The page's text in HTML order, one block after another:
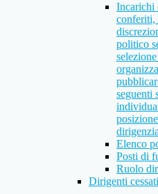
Incarichi
politico
seguenti
Elenco
Posti di
Ruolo
Dirigenti cessati